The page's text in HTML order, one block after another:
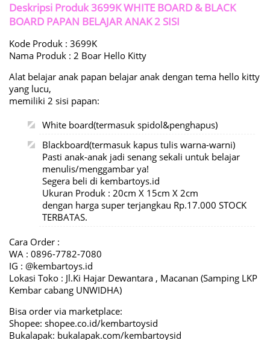
Deskripsi Produk3699K WHITE BOARD & BLACK
BOARD PAPAN BELAJAR ANAK 2 SISI
Kode Produk : 3699K
Nama Produk : 2 Boar Hello Kitty
Alat belajar anak papan belajar anak dengan tema hello kitty
yang lucu,
memiliki 2 sisi papan:
White board(termasuk spidol&penghapus)
Blackboard(termasuk kapus tulis warna-warni)
Pasti anak-anak jadi senang sekali untuk belajar
menulis/menggambar ya!
Segera beli di kembartoys.id
Ukuran Produk : 20cm X 15cm X 2cm
dengan harga super terjangkau Rp.17.000 STOCK
TERBATAS.
Cara Order :
WA : 0896-7782-7080
IG : @kembartoys.id
Lokasi Toko : Jl.Ki Hajar Dewantara , Macanan (Samping LKP
Kembar cabang UNWIDHA)
Bisa order via marketplace:
Shopee: shopee.co.id/kembartoysid
Bukalapak: bukalapak.com/kembartoysid